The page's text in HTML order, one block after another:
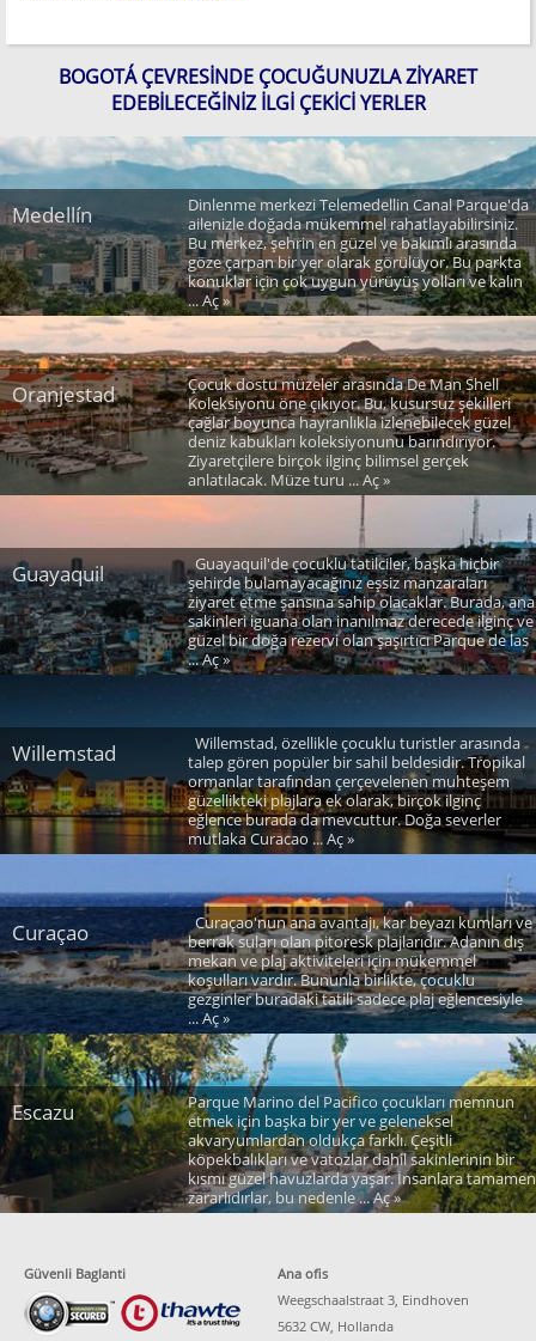
BOGOTÁ ÇEVRESINDE ÇOCUĞUNUZLA ZIYARET
EDEBILECEĞINIZ İLGI ÇEKICI YERLER
Medellín
Dinlenme merkezi Telemedellin Canal Parque'da
ailenizle doğada mükemmel rahatlayabilirsiniz.
Bu merkez, şehrin en güzel ve bakımlı arasında
göze çarpan bir yer olarak görülüyor. Bu parkta
konuklar için çok uygun yürüyüş yolları ve kalın
... Aç »
Oranjestad
Çocuk dostu müzeler arasında De Man Shell
Koleksiyonu öne çıkıyor. Bu, kusursuz şekilleri
çağlar boyunca hayranlıkla izlenebilecek güzel
deniz kabukları koleksiyonunu barındırıyor.
Ziyaretçilere birçok ilginç bilimsel gerçek
anlatılacak. Müze turu ... Aç »
Guayaquil
Guayaquil'de çocuklu tatilciler, başka hiçbir
şehirde bulamayacağınız eşsiz manzaraları
ziyaret etme şansına sahip olacaklar. Burada, ana
sakinleri iguana olan inanılmaz derecede ilginç ve
güzel bir doğa rezervi olan şaşırtıcı Parque de las
... Aç »
Willemstad
Willemstad, özellikle çocuklu turistler arasında
talep gören popüler bir sahil beldesidir. Tropikal
ormanlar tarafından çerçevelenen muhteşem
güzellikteki plajlara ek olarak, birçok ilginç
eğlence burada da mevcuttur. Doğa severler
mutlaka Curacao ... Aç »
Curaçao
Curaçao'nun ana avantajı, kar beyazı kumları ve
berrak suları olan pitoresk plajlarıdır. Adanın dış
mekan ve plaj aktiviteleri için mükemmel
koşulları vardır. Bununla birlikte, çocuklu
gezginler buradaki tatili sadece plaj eğlencesiyle
... Aç »
Escazu
Parque Marino del Pacifico çocukları memnun
etmek için başka bir yer ve geleneksel
akvaryumlardan oldukça farklı. Çeşitli
köpekbalıkları ve vatozlar dahil sakinlerinin bir
kısmı güzel havuzlarda yaşar. İnsanlara tamamen
zararlıdırlar, bu nedenle ... Aç »
Güvenli Baglanti
Ana ofis
Weegschaalstraat 3, Eindhoven
5632 CW, Hollanda